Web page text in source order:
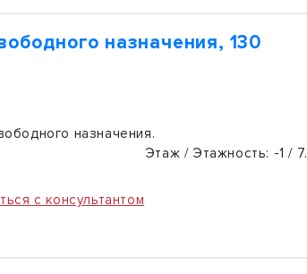
назначения, 130
назначения.
Этаж / Этажность: -1 / 7.
с консультантом